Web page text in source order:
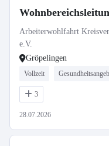
Arbeiterwohlfahrt
e.V.
Gröpelingen
Vollzeit
3
28.07.2026